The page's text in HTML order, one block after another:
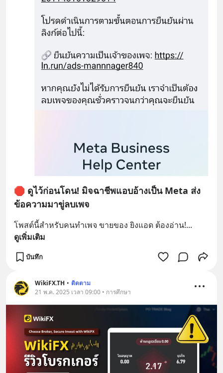
🛑 ดูไว้ก่อนโดน! มิจฉาชีพแอบอ้างเป็น Meta ส่ง
ข้อความมาขู่ลบเพจ
โพสต์นี้สำหรับคนทำเพจ ขายของ ยิงแอด ต้องอ่าน!...
ดูเพิ่มเติม
บันทึก
WikiFX.TH • ติดตาม
21 พ.ค. 2025 เวลา 09:00 • การศึกษา